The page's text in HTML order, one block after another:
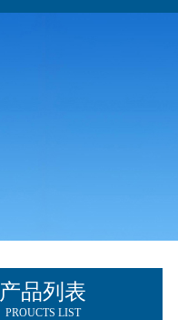
产品列表
PROUCTS LIST